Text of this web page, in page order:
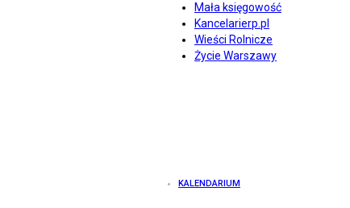
Mała księgowość
Kancelarierp.pl
Wieści Rolnicze
Życie Warszawy
KALENDARIUM